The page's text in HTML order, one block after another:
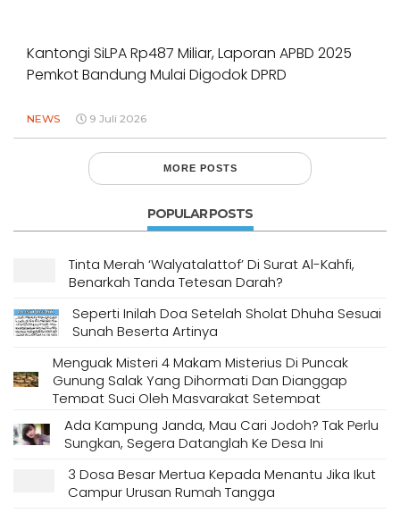
Kantongi SiLPA Rp487 Miliar, Laporan APBD 2025
Pemkot Bandung Mulai Digodok DPRD
NEWS 9 Juli 2026
MORE POSTS
POPULAR POSTS
Tinta Merah ‘Walyatalattof’ Di Surat Al-Kahfi,
Benarkah Tanda Tetesan Darah?
Seperti Inilah Doa Setelah Sholat Dhuha Sesuai
Sunah Beserta Artinya
Menguak Misteri 4 Makam Misterius Di Puncak
Gunung Salak Yang Dihormati Dan Dianggap
Tempat Suci Oleh Masyarakat Setempat
Ada Kampung Janda, Mau Cari Jodoh? Tak Perlu
Sungkan, Segera Datanglah Ke Desa Ini
3 Dosa Besar Mertua Kepada Menantu Jika Ikut
Campur Urusan Rumah Tangga